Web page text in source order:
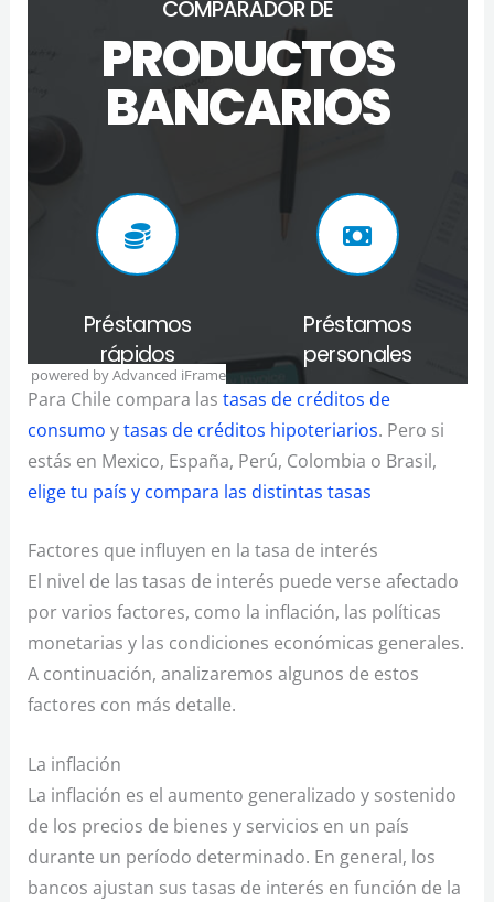
powered by Advanced iFrame
Para Chile compara las tasas de créditos de
consumo ytasas de créditos hipoteriarios. Pero si
estás en Mexico, España, Perú, Colombia o Brasil,
elige tu país y compara las distintas tasas
Factores que influyen en la tasa de interés
El nivel de las tasas de interés puede verse afectado
por varios factores, como la inflación, las políticas
monetarias y las condiciones económicas generales.
A continuación, analizaremos algunos de estos
factores con más detalle.
La inflación
La inflación es el aumento generalizado y sostenido
de los precios de bienes y servicios en un país
durante un período determinado. En general, los
bancos ajustan sus tasas de interés en función de la